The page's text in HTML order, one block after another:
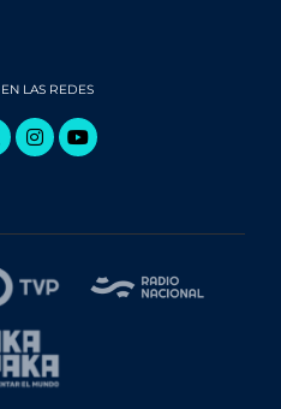
LAS REDES